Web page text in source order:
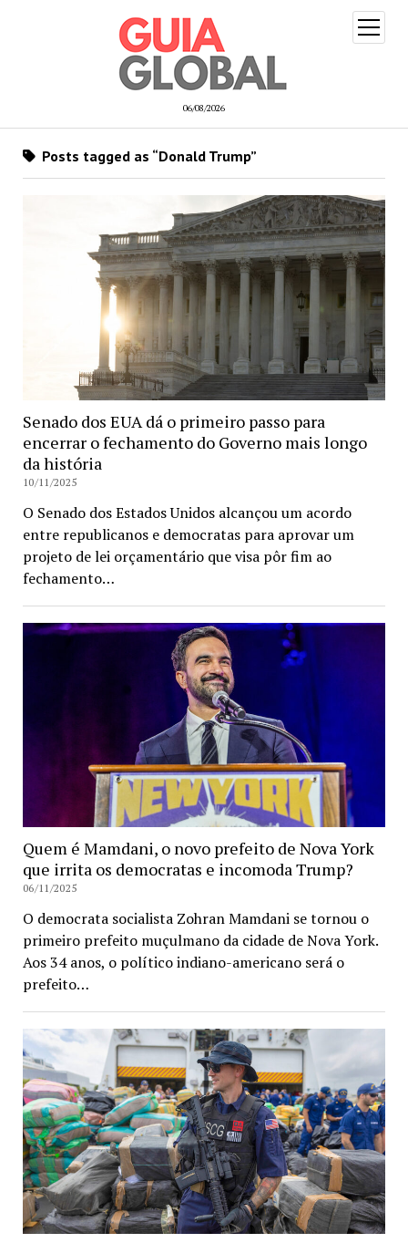
06/08/2026
open
menu
Posts tagged as “Donald Trump”
Senado dos EUA dá o primeiro passo para
encerrar o fechamento do Governo mais longo
da história
10/11/2025
O Senado dos Estados Unidos alcançou um acordo
entre republicanos e democratas para aprovar um
projeto de lei orçamentário que visa pôr fim ao
fechamento…
Quem é Mamdani, o novo prefeito de Nova York
que irrita os democratas e incomoda Trump?
06/11/2025
O democrata socialista Zohran Mamdani se tornou o
primeiro prefeito muçulmano da cidade de Nova York.
Aos 34 anos, o político indiano-americano será o
prefeito…